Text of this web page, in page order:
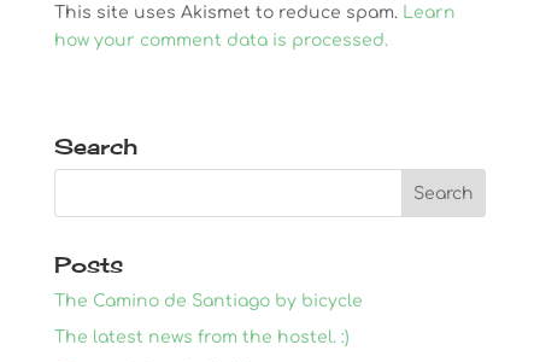
This site uses Akismet to reduce spam. Learn
how your comment data is processed.
Search
Posts
The Camino de Santiago by bicycle
The latest news from the hostel. :)